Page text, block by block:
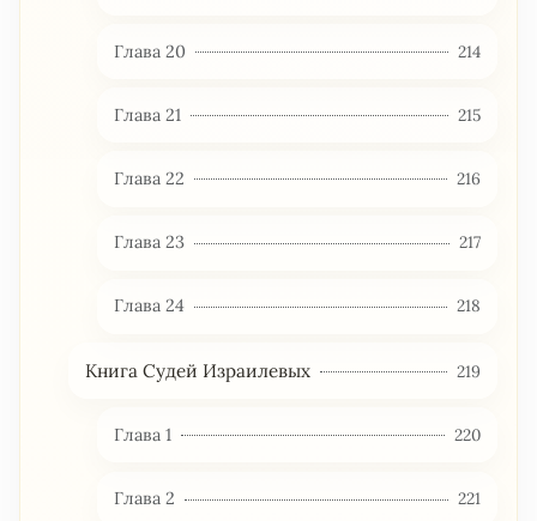
Глава 20 214
Глава 21 215
Глава 22 216
Глава 23 217
Глава 24 218
Книга Судей Израилевых 219
Глава 1 220
Глава 2 221